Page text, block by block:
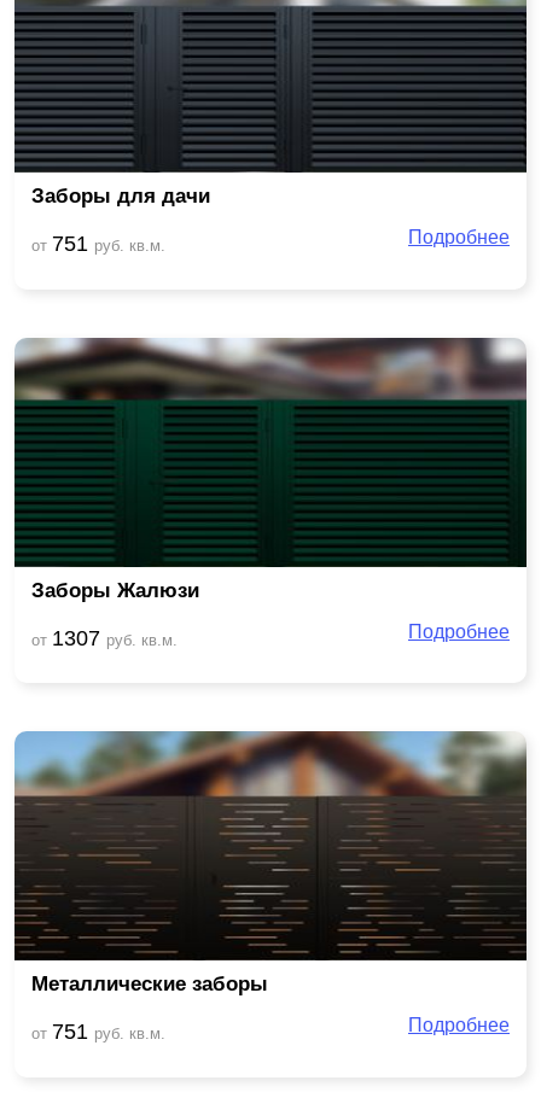
Заборы для дачи
от 751 руб. кв.м. Подробнее
Заборы Жалюзи
от 1307 руб. кв.м. Подробнее
Металлические заборы
от 751 руб. кв.м. Подробнее